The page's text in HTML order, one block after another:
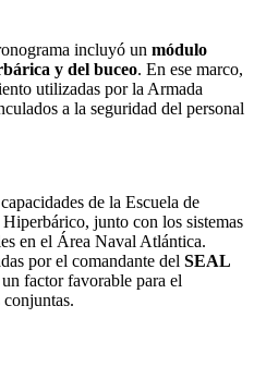
incluyó un módulo
y del buceo. En ese marco,
utilizadas por la Armada
a la seguridad del personal
de la Escuela de
junto con los sistemas
en el Área Naval Atlántica.
por el comandante del SEAL
factor favorable para el